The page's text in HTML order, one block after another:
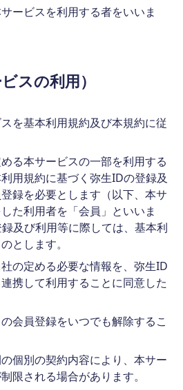
ービスを利用する者をいいま
スの利用）
を基本利用規約及び本規約に従
る本サービスの一部を利用する
用規約に基づく弥生IDの登録及
録を必要とします（以下、本サ
た利用者を「会員」といいま
及び利用等に際しては、基本利
とします。
の定める必要な情報を、弥生ID
携して利用することに同意した
会員登録をいつでも解除するこ
個別の契約内容により、本サー
限される場合があります。